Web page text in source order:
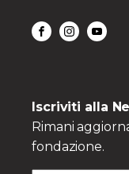
Iscriviti alla
Rimani
fondazione.